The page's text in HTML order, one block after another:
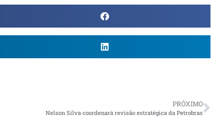
PRÓXIMO
Nelson Silva coordenará revisão estratégica da Petrobras